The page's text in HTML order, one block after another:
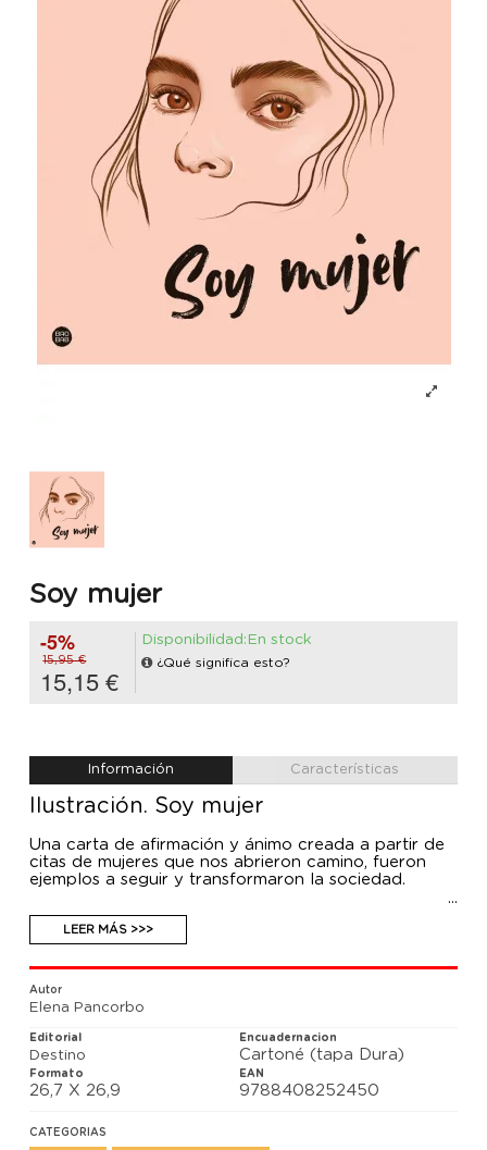
Soy mujer
-5%
15,95 €
15,15 €
Disponibilidad:En stock
¿Qué significa esto?
Información Características
Ilustración. Soy mujer
Una carta de afirmación y ánimo creada a partir de
citas de mujeres que nos abrieron camino, fueron
ejemplos a seguir y transformaron la sociedad.
LEER MÁS >>>
Autor
Elena Pancorbo
Editorial
Destino
Encuadernacion
Cartoné (tapa Dura)
Formato
26,7 X 26,9
EAN
9788408252450
CATEGORIAS